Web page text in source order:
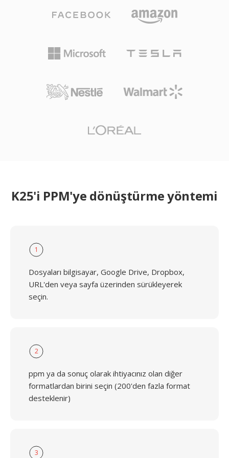
K25'i PPM'ye dönüştürme yöntemi
1
Dosyaları bilgisayar, Google Drive, Dropbox,
URL'den veya sayfa üzerinden sürükleyerek
seçin.
2
ppm ya da sonuç olarak ihtiyacınız olan diğer
formatlardan birini seçin (200'den fazla format
desteklenir)
3